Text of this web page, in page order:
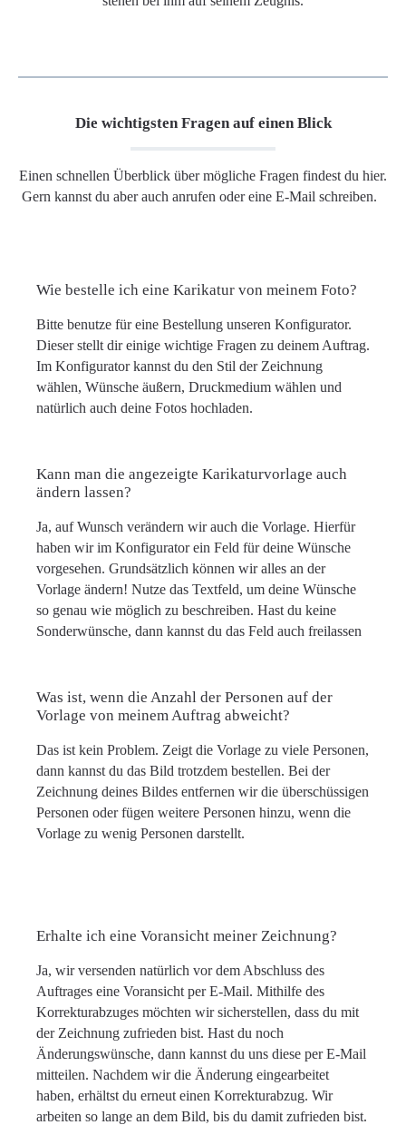
Die wichtigsten Fragen auf einen Blick
Einen schnellen Überblick über mögliche Fragen findest du hier.
Gern kannst du aber auch anrufen oder eine E-Mail schreiben.
Wie bestelle ich eine Karikatur von meinem Foto?
Bitte benutze für eine Bestellung unseren Konfigurator.
Dieser stellt dir einige wichtige Fragen zu deinem Auftrag.
Im Konfigurator kannst du den Stil der Zeichnung
wählen, Wünsche äußern, Druckmedium wählen und
natürlich auch deine Fotos hochladen.
Kann man die angezeigte Karikaturvorlage auch
ändern lassen?
Ja, auf Wunsch verändern wir auch die Vorlage. Hierfür
haben wir im Konfigurator ein Feld für deine Wünsche
vorgesehen. Grundsätzlich können wir alles an der
Vorlage ändern! Nutze das Textfeld, um deine Wünsche
so genau wie möglich zu beschreiben. Hast du keine
Sonderwünsche, dann kannst du das Feld auch freilassen
Was ist, wenn die Anzahl der Personen auf der
Vorlage von meinem Auftrag abweicht?
Das ist kein Problem. Zeigt die Vorlage zu viele Personen,
dann kannst du das Bild trotzdem bestellen. Bei der
Zeichnung deines Bildes entfernen wir die überschüssigen
Personen oder fügen weitere Personen hinzu, wenn die
Vorlage zu wenig Personen darstellt.
Erhalte ich eine Voransicht meiner Zeichnung?
Ja, wir versenden natürlich vor dem Abschluss des
Auftrages eine Voransicht per E-Mail. Mithilfe des
Korrekturabzuges möchten wir sicherstellen, dass du mit
der Zeichnung zufrieden bist. Hast du noch
Änderungswünsche, dann kannst du uns diese per E-Mail
mitteilen. Nachdem wir die Änderung eingearbeitet
haben, erhältst du erneut einen Korrekturabzug. Wir
arbeiten so lange an dem Bild, bis du damit zufrieden bist.